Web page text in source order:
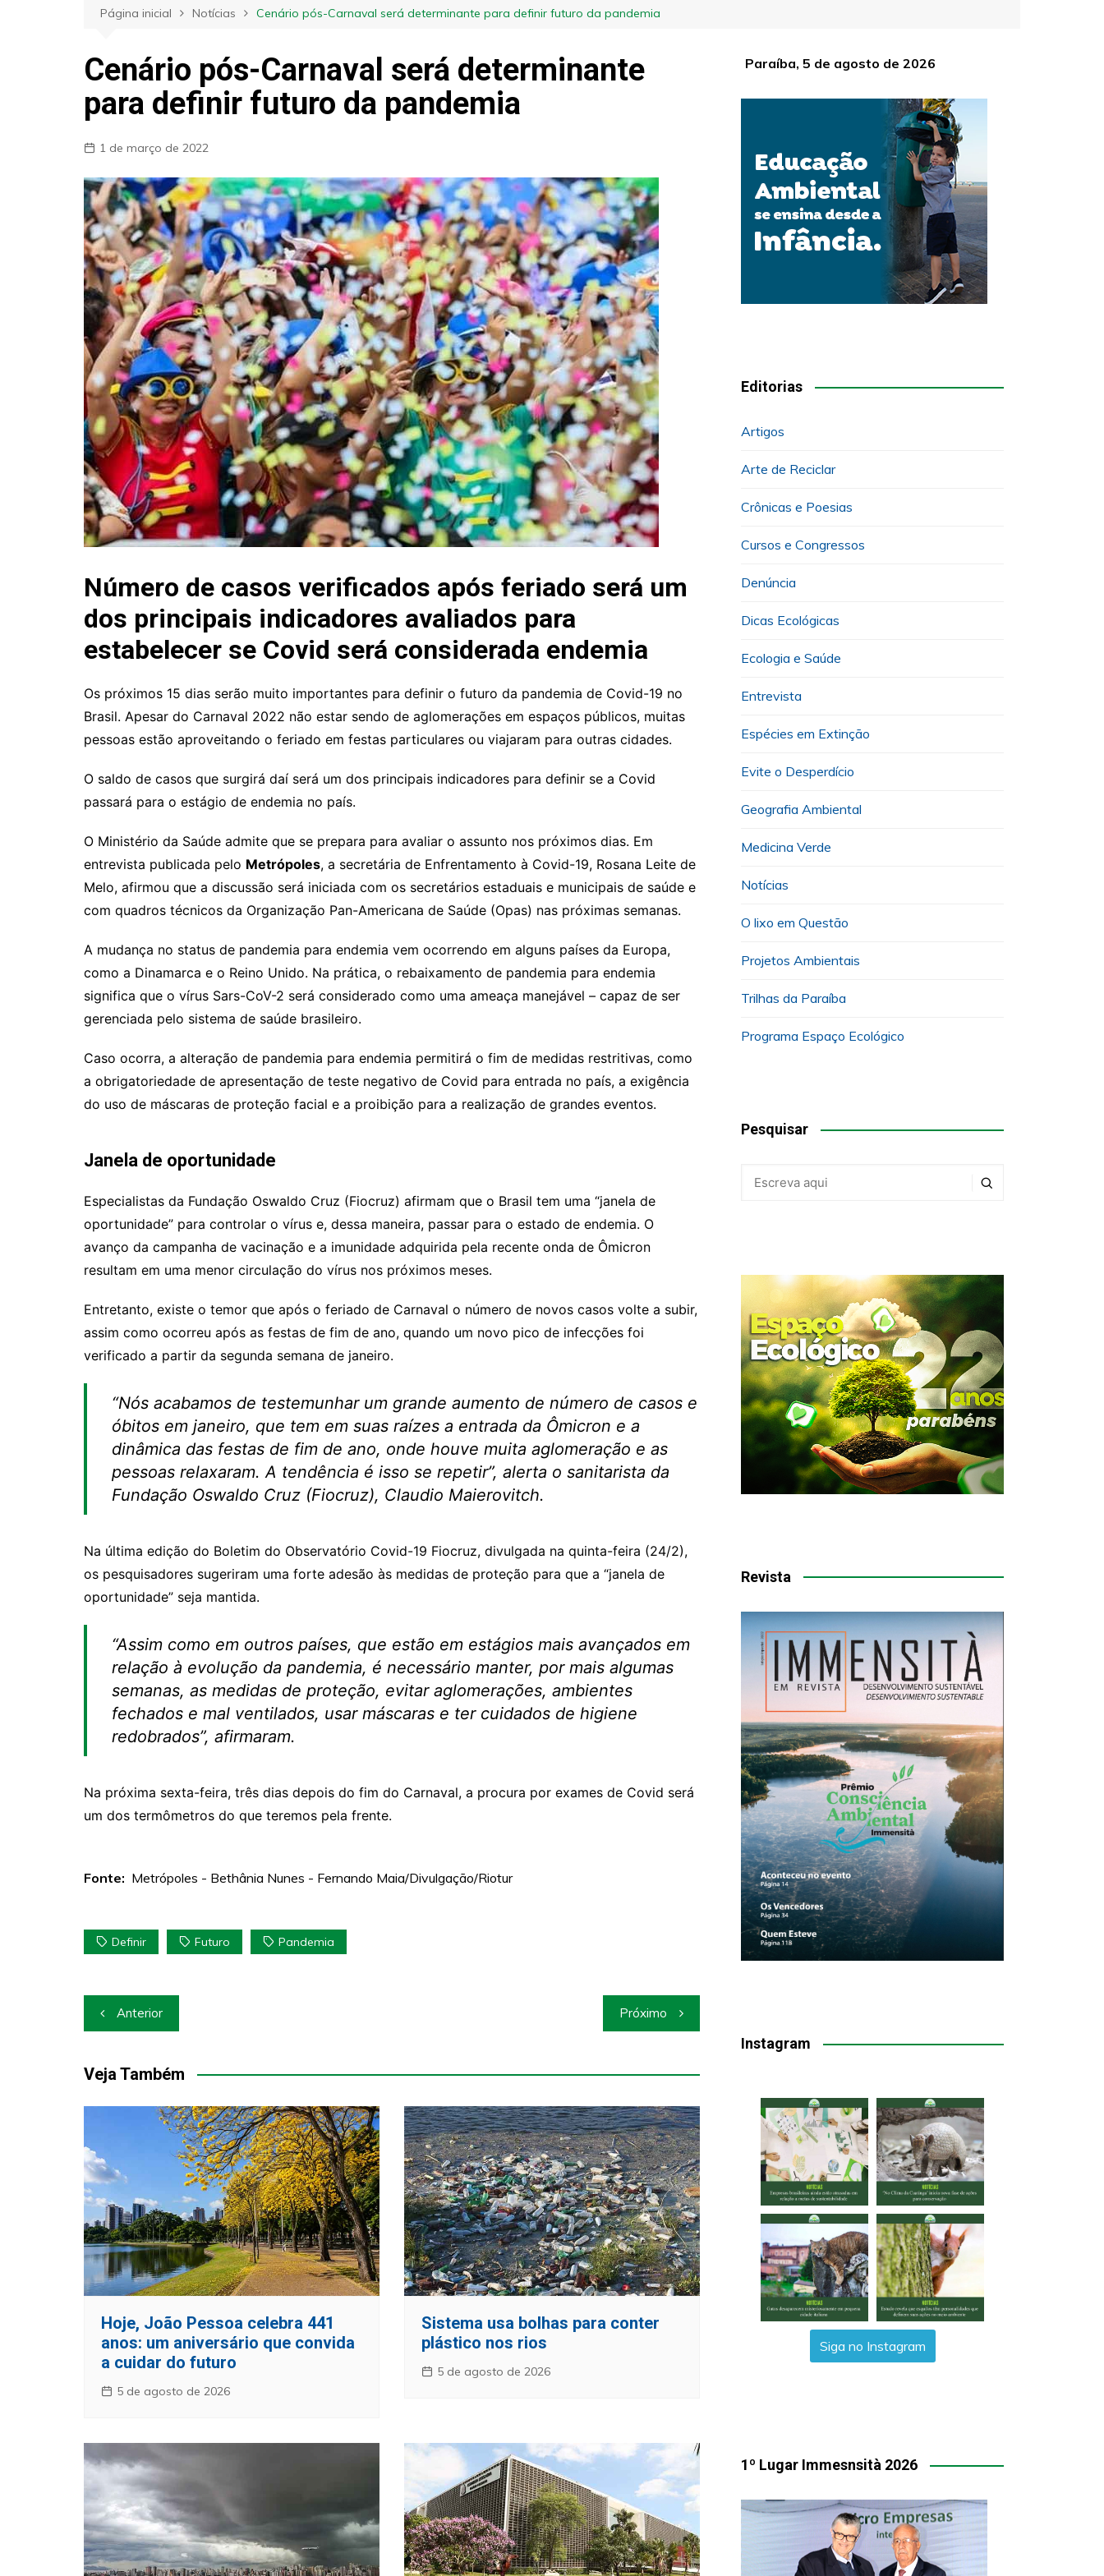
Página inicial Notícias Cenário pós-Carnaval será determinante para definir futuro da pandemia
Cenário pós-Carnaval será determinante
para definir futuro da pandemia
1 de março de 2022
Número de casos verificados após feriado será um
dos principais indicadores avaliados para
estabelecer se Covid será considerada endemia
Os próximos 15 dias serão muito importantes para definir o futuro da pandemia de Covid-19 no
Brasil. Apesar do Carnaval 2022 não estar sendo de aglomerações em espaços públicos, muitas
pessoas estão aproveitando o feriado em festas particulares ou viajaram para outras cidades.
O saldo de casos que surgirá daí será um dos principais indicadores para definir se a Covid
passará para o estágio de endemia no país.
O Ministério da Saúde admite que se prepara para avaliar o assunto nos próximos dias. Em
entrevista publicada pelo Metrópoles, a secretária de Enfrentamento à Covid-19, Rosana Leite de
Melo, afirmou que a discussão será iniciada com os secretários estaduais e municipais de saúde e
com quadros técnicos da Organização Pan-Americana de Saúde (Opas) nas próximas semanas.
A mudança no status de pandemia para endemia vem ocorrendo em alguns países da Europa,
como a Dinamarca e o Reino Unido. Na prática, o rebaixamento de pandemia para endemia
significa que o vírus Sars-CoV-2 será considerado como uma ameaça manejável – capaz de ser
gerenciada pelo sistema de saúde brasileiro.
Caso ocorra, a alteração de pandemia para endemia permitirá o fim de medidas restritivas, como
a obrigatoriedade de apresentação de teste negativo de Covid para entrada no país, a exigência
do uso de máscaras de proteção facial e a proibição para a realização de grandes eventos.
Janela de oportunidade
Especialistas da Fundação Oswaldo Cruz (Fiocruz) afirmam que o Brasil tem uma “janela de
oportunidade” para controlar o vírus e, dessa maneira, passar para o estado de endemia. O
avanço da campanha de vacinação e a imunidade adquirida pela recente onda de Ômicron
resultam em uma menor circulação do vírus nos próximos meses.
Entretanto, existe o temor que após o feriado de Carnaval o número de novos casos volte a subir,
assim como ocorreu após as festas de fim de ano, quando um novo pico de infecções foi
verificado a partir da segunda semana de janeiro.
“Nós acabamos de testemunhar um grande aumento de número de casos e
óbitos em janeiro, que tem em suas raízes a entrada da Ômicron e a
dinâmica das festas de fim de ano, onde houve muita aglomeração e as
pessoas relaxaram. A tendência é isso se repetir”, alerta o sanitarista da
Fundação Oswaldo Cruz (Fiocruz), Claudio Maierovitch.
Na última edição do Boletim do Observatório Covid-19 Fiocruz, divulgada na quinta-feira (24/2),
os pesquisadores sugeriram uma forte adesão às medidas de proteção para que a “janela de
oportunidade” seja mantida.
“Assim como em outros países, que estão em estágios mais avançados em
relação à evolução da pandemia, é necessário manter, por mais algumas
semanas, as medidas de proteção, evitar aglomerações, ambientes
fechados e mal ventilados, usar máscaras e ter cuidados de higiene
redobrados”, afirmaram.
Na próxima sexta-feira, três dias depois do fim do Carnaval, a procura por exames de Covid será
um dos termômetros do que teremos pela frente.
Fonte: Metrópoles - Bethânia Nunes - Fernando Maia/Divulgação/Riotur
Definir Futuro Pandemia
Navegação
de
Post
Anterior Próximo
Veja Também
Hoje, João Pessoa celebra 441
anos: um aniversário que convida
a cuidar do futuro
5 de agosto de 2026
Sistema usa bolhas para conter
plástico nos rios
5 de agosto de 2026
Paraíba, 5 de agosto de 2026
Editorias
Artigos
Arte de Reciclar
Crônicas e Poesias
Cursos e Congressos
Denúncia
Dicas Ecológicas
Ecologia e Saúde
Entrevista
Espécies em Extinção
Evite o Desperdício
Geografia Ambiental
Medicina Verde
Notícias
O lixo em Questão
Projetos Ambientais
Trilhas da Paraíba
Programa Espaço Ecológico
Pesquisar
Revista
Instagram
Siga no Instagram
1º Lugar Immesnsità 2026